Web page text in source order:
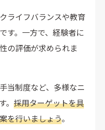
ライフバランスや教育
す。一方で、経験者に
の評価が求められま
当制度など、多様なニ
採用ターゲットを具
を行いましょう。